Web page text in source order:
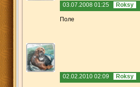
03.07.2008 01:25 Roksy
Поле
02.02.2010 02:09 Roksy